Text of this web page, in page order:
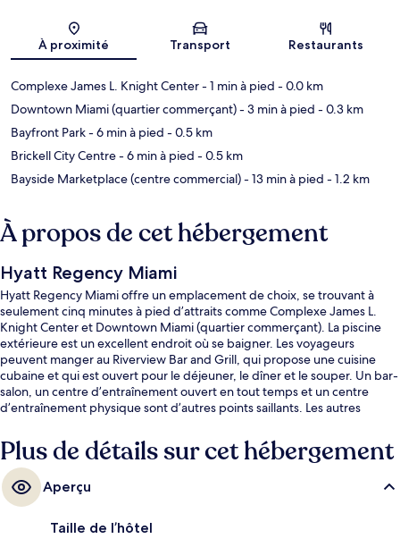
Carte
À proximité Transport Restaurants
Complexe James L. Knight Center- 1 min à pied - 0.0 km
Downtown Miami (quartier commerçant)- 3 min à pied - 0.3 km
Bayfront Park- 6 min à pied - 0.5 km
Brickell City Centre- 6 min à pied - 0.5 km
Bayside Marketplace (centre commercial)- 13 min à pied - 1.2 km
À propos de cet hébergement
Hyatt Regency Miami
Hyatt Regency Miami offre un emplacement de choix, se trouvant à
seulement cinq minutes à pied d’attraits comme Complexe James L.
Knight Center et Downtown Miami (quartier commerçant). La piscine
extérieure est un excellent endroit où se baigner. Les voyageurs
peuvent manger au Riverview Bar and Grill, qui propose une cuisine
cubaine et qui est ouvert pour le déjeuner, le dîner et le souper. Un bar-
salon, un centre d’entraînement ouvert en tout temps et un centre
d’entraînement physique sont d’autres points saillants. Les autres
l’emplacement. L’hébergement se situe à quelques minutes de marche
du transport en commun : Arrêt de tram Riverwalk Metromover se
trouve à 2 minutes et Arrêt de tram Knight Center Metromover est
à 4 minutes.
Plus de détails sur cet hébergement
Aperçu
Taille de l’hôtel